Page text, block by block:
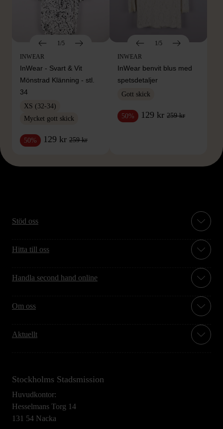
1/5
INWEAR
InWear - Svart & Vit
Mönstrad Klänning - stl.
34
XS (32-34)
Mycket gott skick
50% 129 kr 259 kr
1/5
INWEAR
InWear benvit blus med
spetsdetaljer
Gott skick
50% 129 kr 259 kr
Stöd oss
Hitta till oss
Handla second hand online
Om oss
Aktuellt
Stockholms Stadsmission
Huvudkontor:
Hesselmans Torg 14
131 54 Nacka